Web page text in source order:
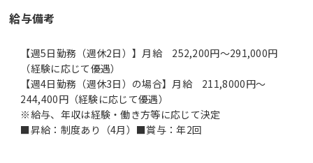
給与備考
【週5日勤務（週休2日）】月給 252,200円～291,000円
（経験に応じて優遇）
【週4日勤務（週休3日）の場合】月給 211,8000円～
244,400円（経験に応じて優遇）
※給与、年収は経験・働き方等に応じて決定
■昇給：制度あり（4月）■賞与：年2回